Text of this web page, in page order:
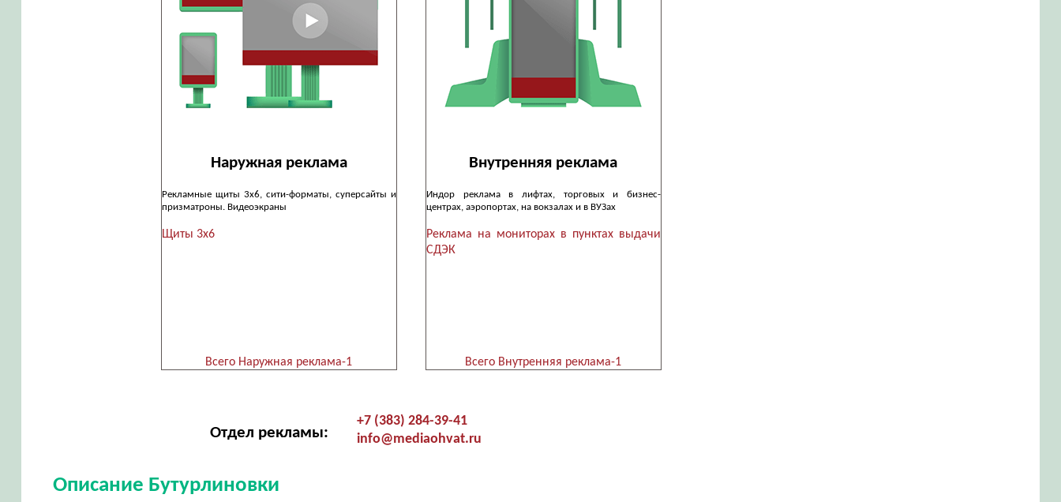
Наружная реклама
Рекламные щиты 3х6, сити-форматы, суперсайты и
призматроны. Видеоэкраны
Щиты 3х6
Всего Наружная реклама-1
Внутренняя реклама
Индор реклама в лифтах, торговых и бизнес-
центрах, аэропортах, на вокзалах и в ВУЗах
Реклама на мониторах в пунктах выдачи
СДЭК
Всего Внутренняя реклама-1
Отдел рекламы:
+7 (383) 284-39-41
info@mediaohvat.ru
Описание Бутурлиновки